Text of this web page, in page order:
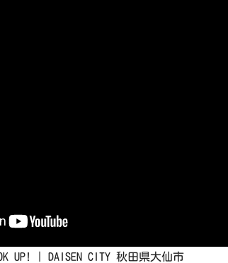
UP! | DAISEN CITY 秋田県大仙市